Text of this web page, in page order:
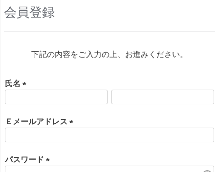
会員登録
下記の内容をご入力の上、お進みください。
氏名
須
Ｅメールアドレス
パスワード